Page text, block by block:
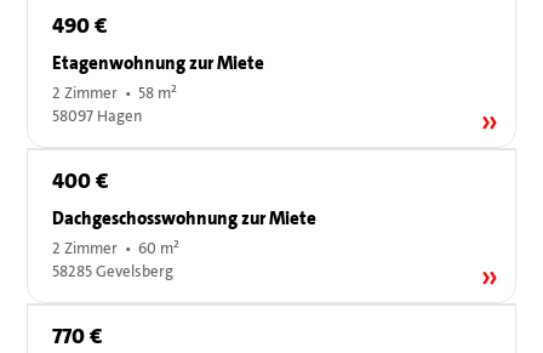
490 €
Etagenwohnung zur Miete
2 Zimmer • 58 m²
58097 Hagen
400 €
Dachgeschosswohnung zur Miete
2 Zimmer • 60 m²
58285 Gevelsberg
770 €